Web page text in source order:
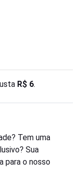
R$ 6.
Tem uma
Sua
para o nosso